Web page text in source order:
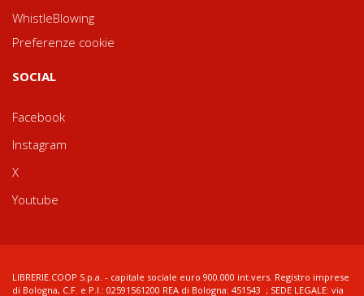
WhistleBlowing
Preferenze cookie
SOCIAL
Facebook
Instagram
X
Youtube
LIBRERIE.COOP S.p.a. - capitale sociale euro 900.000 int.vers. Registro imprese
di Bologna, C.F. e P.I.: 02591561200 REA di Bologna: 451543 ; SEDE LEGALE: via